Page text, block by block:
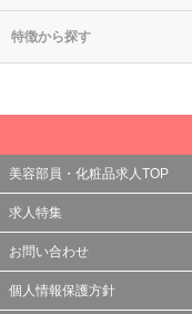
特徴から探す
美容部員・化粧品求人TOP
求人特集
お問い合わせ
個人情報保護方針